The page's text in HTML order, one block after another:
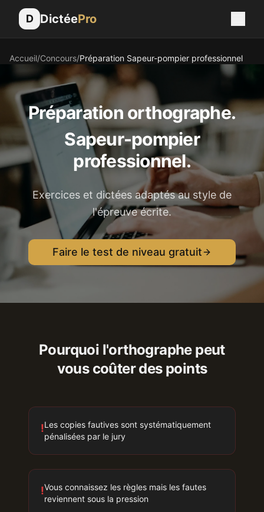
D DictéePro
Accueil/Concours/Préparation Sapeur-pompier professionnel
Préparation orthographe.
Sapeur-pompier
professionnel.
Exercices et dictées adaptés au style de
l'épreuve écrite.
Faire le test de niveau gratuit
Pourquoi l'orthographe peut
vous coûter des points
!Les copies fautives sont systématiquement
pénalisées par le jury
!Vous connaissez les règles mais les fautes
reviennent sous la pression